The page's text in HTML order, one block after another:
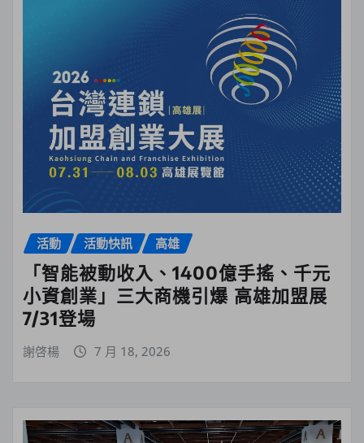
活動 活動快訊 高雄
「智能被動收入、1400億手搖、千元
小資創業」三大商機引爆 高雄加盟展
7/31登場
謝啓楊 7 月 18, 2026